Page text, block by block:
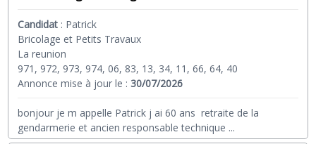
Candidat : Patrick
Bricolage et Petits Travaux
La reunion
971, 972, 973, 974, 06, 83, 13, 34, 11, 66, 64, 40
Annonce mise à jour le :30/07/2026
bonjour je m appelle Patrick j ai 60 ans retraite de la
gendarmerie et ancien responsable technique ...